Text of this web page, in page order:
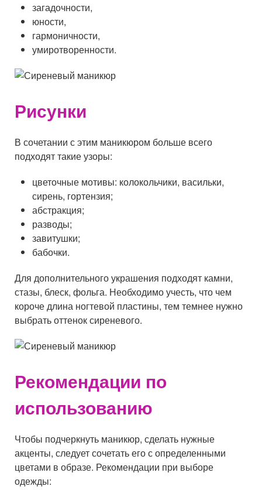
загадочности,
юности,
гармоничности,
умиротворенности.
Рисунки
В сочетании с этим маникюром больше всего
подходят такие узоры:
цветочные мотивы: колокольчики, васильки,
сирень, гортензия;
абстракция;
разводы;
завитушки;
бабочки.
Для дополнительного украшения подходят камни,
стазы, блеск, фольга. Необходимо учесть, что чем
короче длина ногтевой пластины, тем темнее нужно
выбрать оттенок сиреневого.
Рекомендации по
использованию
Чтобы подчеркнуть маникюр, сделать нужные
акценты, следует сочетать его с определенными
цветами в образе. Рекомендации при выборе
одежды: